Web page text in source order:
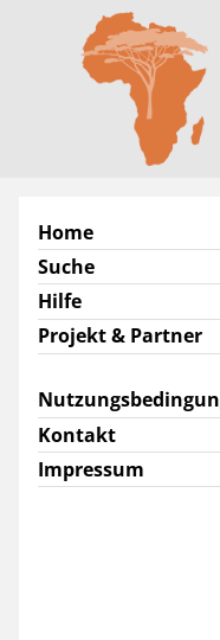
Home
Suche
Hilfe
Projekt & Partner
Kontakt
Impressum